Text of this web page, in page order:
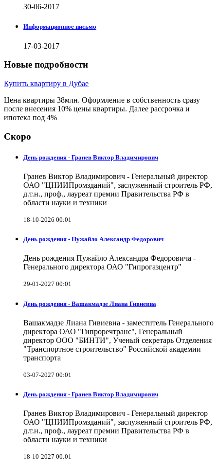
30-06-2017
Информационное письмо
17-03-2017
Новые подробности
Купить квартиру в Дубае
Цена квартиры 38млн. Оформление в собственность сразу
после внесения 10% цены квартиры. Далее рассрочка и
ипотека под 4%
Скоро
День рождения - Гранев Виктор Владимирович
Гранев Виктор Владимирович - Генеральный директор
ОАО "ЦНИИПромзданий", заслуженный строитель РФ,
д.т.н., проф., лауреат премии Правительства РФ в
области науки и техники
18-10-2026 00:01
День рождения - Пужайло Александр Федорович
День рождения Пужайло Александра Федоровича -
Генерального директора ОАО "Гипрогазцентр"
29-01-2027 00:01
День рождения - Вашакмадзе Лиана Гивиевна
Вашакмадзе Лиана Гивиевна - заместитель Генерального
директора ОАО "Гипроречтранс", Генеральный
директор ООО "БИНТИ", Ученый секретарь Отделения
"Транспортное строительство" Российской академии
транспорта
03-07-2027 00:01
День рождения - Гранев Виктор Владимирович
Гранев Виктор Владимирович - Генеральный директор
ОАО "ЦНИИПромзданий", заслуженный строитель РФ,
д.т.н., проф., лауреат премии Правительства РФ в
области науки и техники
18-10-2027 00:01